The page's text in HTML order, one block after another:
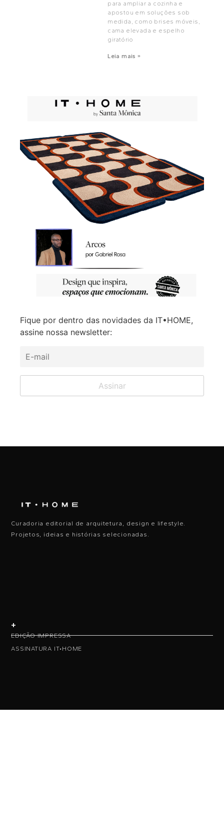
para ampliar a cozinha e
apostou em soluções sob
medida, como brises móveis,
cama elevada e espelho
giratório
Leia mais »
Fique por dentro das novidades da IT•HOME,
assine nossa newsletter:
Curadoria editorial de arquitetura, design e lifestyle.
Projetos, ideias e histórias selecionadas.
+
EDIÇÃO IMPRESSA
ASSINATURA IT•HOME